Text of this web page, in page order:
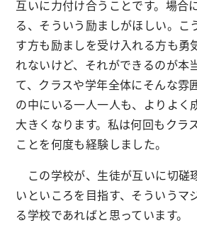
互いに力付け合うことです。場合
る、そういう励ましがほしい。こ
す方も励ましを受け入れる方も勇
れないけど、それができるのが本
て、クラスや学年全体にそんな雰
の中にいる一人一人も、よりよく
大きくなります。私は何回もクラ
ことを何度も経験しました。
この学校が、生徒が互いに切磋
いといころを目指す、そういうマ
る学校であればと思っています。